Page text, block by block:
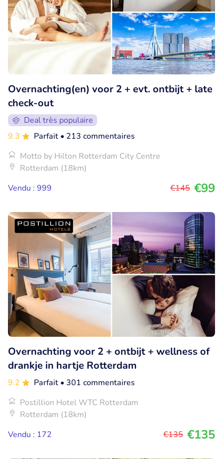
Overnachting(en) voor 2 + evt. ontbijt + late
check-out
Deal très populaire
9.3
Parfait • 213 commentaires
Motto by Hilton Rotterdam City Centre
Rotterdam (18km)
Vendu : 999
€145 €99
Overnachting voor 2 + ontbijt + wellness of
drankje in hartje Rotterdam
9.2 Parfait • 301 commentaires
Postillion Hotel WTC Rotterdam
Rotterdam (18km)
Vendu : 172
€135 €135